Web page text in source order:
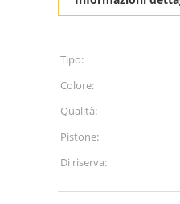
Tipo:
Colore:
Qualità:
Pistone:
Di riserva: